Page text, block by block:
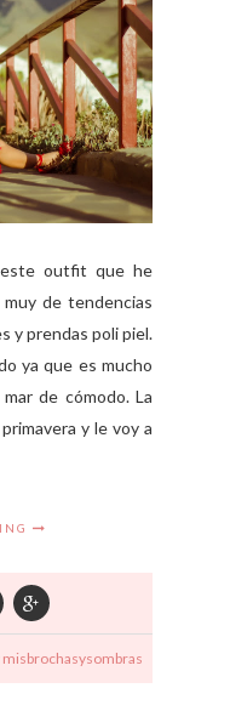
este outfit que he
de tendencias
y prendas poli piel.
ya que es mucho
de cómodo. La
y le voy a
misbrochasysombras